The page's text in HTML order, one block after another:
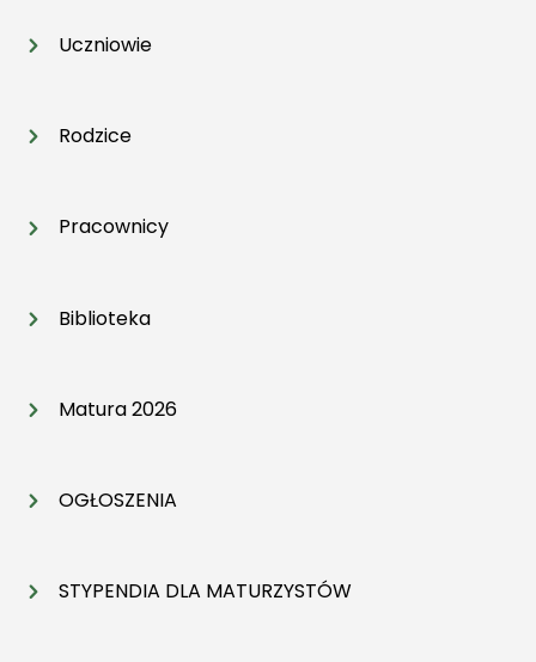
Uczniowie
Rodzice
Pracownicy
Biblioteka
Matura 2026
OGŁOSZENIA
STYPENDIA DLA MATURZYSTÓW